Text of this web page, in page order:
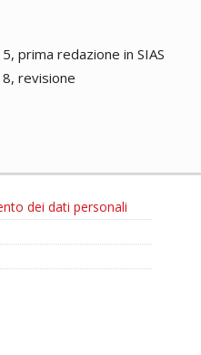
prima redazione in SIAS
revisione
dei dati personali